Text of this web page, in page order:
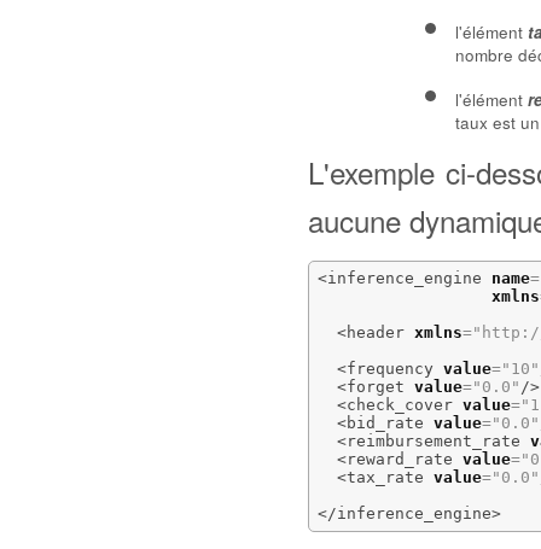
l'élément
nombre
l'élément
taux est
L'exemple ci-
aucune
<inference_engine name=
xmlns
<header xmlns="http://
<frequency value="10"
<forget value="0.0" />
<check_cover value=
<bid_rate value="0.0"
<reimbursement_rate
<reward_rate value=
<tax_rate value="0.0"
</inference_engine>